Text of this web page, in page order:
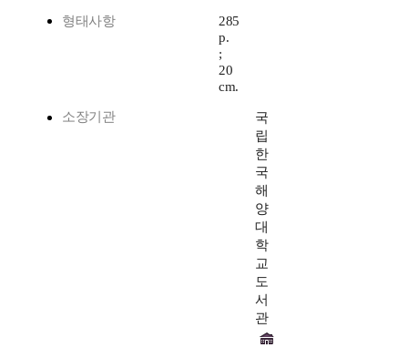
형태사항
285
p.
;
20
cm.
소장기관
국
립
한
국
해
양
대
학
교
도
서
관